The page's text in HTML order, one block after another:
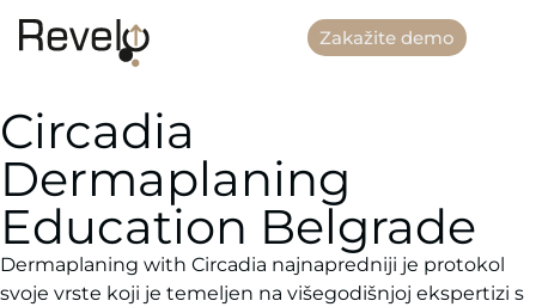
Zakažite demo
Circadia
Dermaplaning
Education Belgrade
Dermaplaning with Circadia najnapredniji je protokol
svoje vrste koji je temeljen na višegodišnjoj ekspertizi s